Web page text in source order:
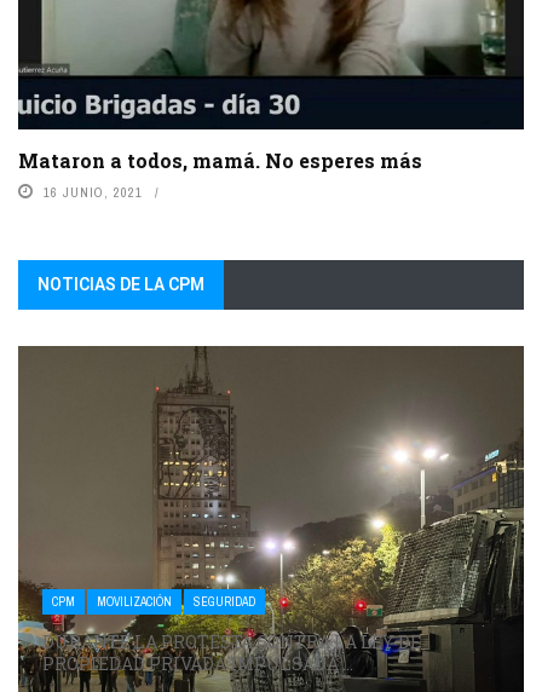
Mataron a todos, mamá. No esperes más
16 JUNIO, 2021
NOTICIAS DE LA CPM
CPM MOVILIZACIÓN SEGURIDAD
DURANTE LA PROTESTA CONTRA LA LEY DE
PROPIEDAD PRIVADA IMPULSADA ...